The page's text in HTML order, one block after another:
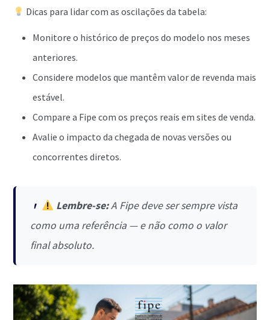
Dicas para lidar com as oscilações da tabela:
Monitore o histórico de preços do modelo nos meses
anteriores.
Considere modelos que mantêm valor de revenda mais
estável.
Compare a Fipe com os preços reais em sites de venda.
Avalie o impacto da chegada de novas versões ou
concorrentes diretos.
Lembre-se:A Fipe deve ser sempre vista
como uma referência — e não como o valor
final absoluto.